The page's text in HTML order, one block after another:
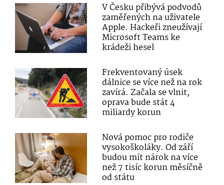
V Česku přibývá podvodů
zaměřených na uživatele
Apple. Hackeři zneužívají
Microsoft Teams ke
krádeži hesel
Frekventovaný úsek
dálnice se více než na rok
zavírá. Začala se vlnit,
oprava bude stát 4
miliardy korun
Nová pomoc pro rodiče
vysokoškoláky. Od září
budou mít nárok na více
než 7 tisíc korun měsíčně
od státu